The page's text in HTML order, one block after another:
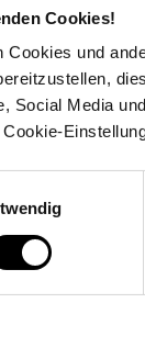
Cookies!
Cookies und
Social Media